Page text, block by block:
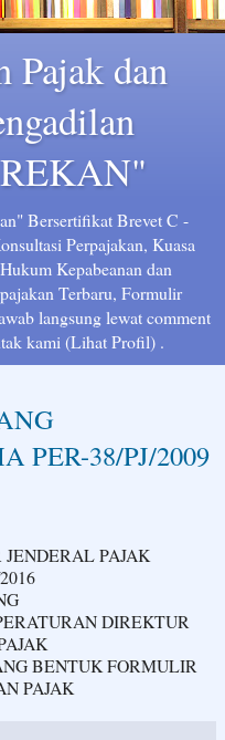
Pajak dan
Bersertifikat Brevet C -
Perpajakan, Kuasa
Kepabeanan dan
Terbaru, Formulir
langsung lewat comment
kami (Lihat Profil) .
PER-38/PJ/2009
PAJAK
DIREKTUR
BENTUK FORMULIR
PAJAK